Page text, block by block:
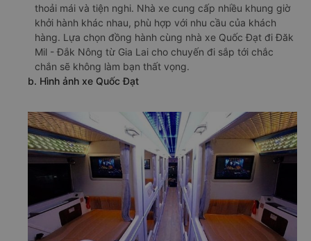
thoải mái và tiện nghi. Nhà xe cung cấp nhiều khung giờ
khởi hành khác nhau, phù hợp với nhu cầu của khách
hàng. Lựa chọn đồng hành cùng nhà xe Quốc Đạt đi Đăk
Mil - Đắk Nông từ Gia Lai cho chuyến đi sắp tới chắc
chắn sẽ không làm bạn thất vọng.
b. Hình ảnh xe Quốc Đạt